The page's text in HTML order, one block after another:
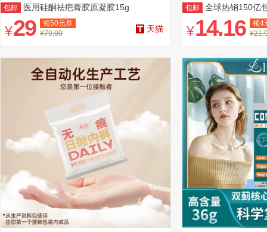
包邮 医用硅酮祛疤膏胶原凝胶15g
¥29 领50元券
¥79.00
天猫
包邮
全球热销150亿
¥14.16 领4